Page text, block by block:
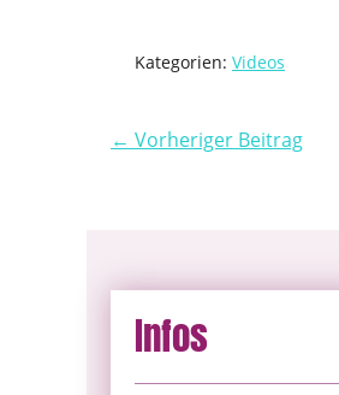
Kategorien: Videos
← Vorheriger Beitrag
Infos